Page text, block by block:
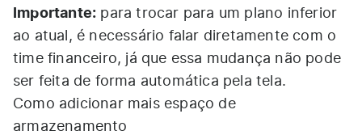
Importante: para trocar para um plano inferior
ao atual, é necessário falar diretamente com o
time financeiro, já que essa mudança não pode
ser feita de forma automática pela tela.
Como adicionar mais espaço de
armazenamento